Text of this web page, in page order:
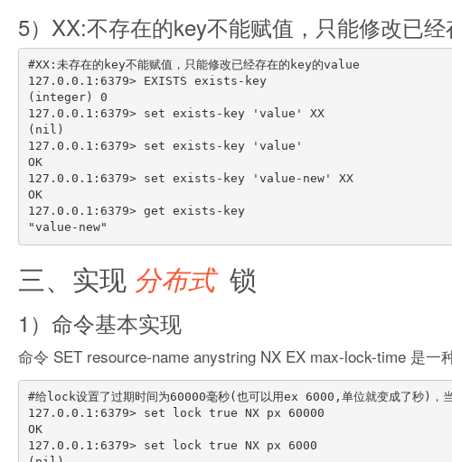
5）XX:不存在的key不能赋值，只能修改已
#XX:未存在的key不能赋值，只能修改已经存在的key的value
127.0.0.1:6379> EXISTS exists-key
(integer) 0
127.0.0.1:6379> set exists-key 'value' XX
(nil)
127.0.0.1:6379> set exists-key 'value'
OK
127.0.0.1:6379> set exists-key 'value-new' XX
OK
127.0.0.1:6379> get exists-key
三、实现 分布式 锁
1）命令基本实现
命令 SET resource-name anystring NX EX max-lock-time 是一
#给lock设置了过期时间为60000毫秒(也可以用ex 6000,单位就变成了秒)，
127.0.0.1:6379> set lock true NX px 60000
OK
127.0.0.1:6379> set lock true NX px 6000